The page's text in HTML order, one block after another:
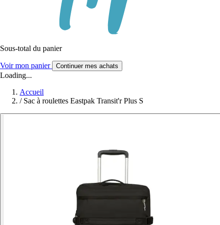
Sous-total du panier
Voir mon panier Continuer mes achats
Loading...
Accueil
/ Sac à roulettes Eastpak Transit'r Plus S